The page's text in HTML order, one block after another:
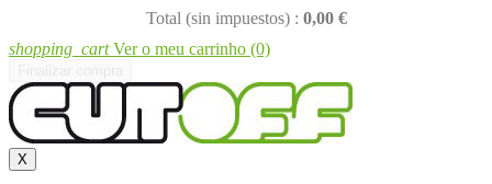
Total (sin impuestos) : 0,00 €
shopping_cart Ver o meu carrinho (0)
X